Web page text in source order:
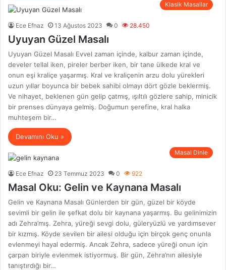
Klasik Masallar
Ece Efnaz 13 Ağustos 2023 0 28.450
Uyuyan Güzel Masalı
Uyuyan Güzel Masalı Evvel zaman içinde, kalbur zaman içinde,
develer tellal iken, pireler berber iken, bir tane ülkede kral ve
onun eşi kraliçe yaşarmış. Kral ve kraliçenin arzu dolu yürekleri
uzun yıllar boyunca bir bebek sahibi olmayı dört gözle beklermiş.
Ve nihayet, beklenen gün gelip çatmış, ışıltılı gözlere sahip, minicik
bir prenses dünyaya gelmiş. Doğumun şerefine, kral halka
muhteşem bir…
Devamını Oku »
Masal Dinle
Ece Efnaz 23 Temmuz 2023 0 922
Masal Oku: Gelin ve Kaynana Masalı
Gelin ve Kaynana Masalı Günlerden bir gün, güzel bir köyde
sevimli bir gelin ile şefkat dolu bir kaynana yaşarmış. Bu gelinimizin
adı Zehra’mış. Zehra, yüreği sevgi dolu, güleryüzlü ve yardımsever
bir kızmış. Köyde sevilen bir ailesi olduğu için birçok genç onunla
evlenmeyi hayal edermiş. Ancak Zehra, sadece yüreği onun için
çarpan biriyle evlenmek istiyormuş. Bir gün, Zehra’nın ailesiyle
tanıştırdığı bir…